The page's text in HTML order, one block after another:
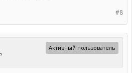
#8
Активный пользователь